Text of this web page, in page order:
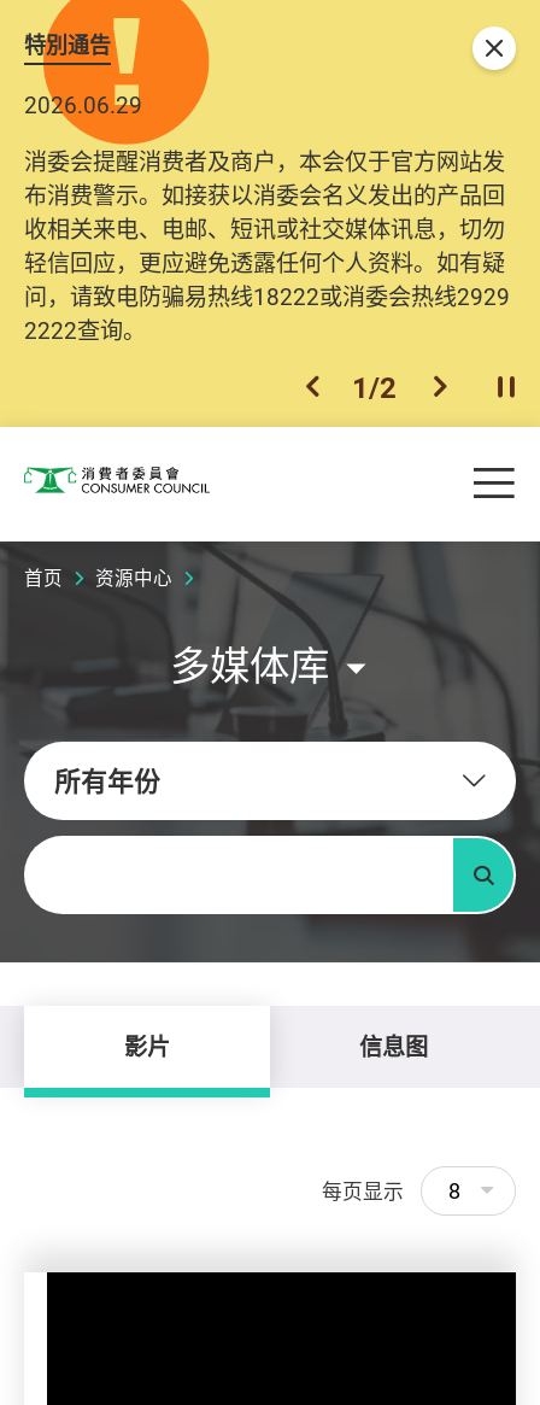
特別通告
2026.06.29
消委会提醒消费者及商户，本会仅于官方网站发
布消费警示。如接获以消委会名义发出的产品回
收相关来电、电邮、短讯或社交媒体讯息，切勿
轻信回应，更应避免透露任何个人资料。如有疑
问，请致电防骗易热线18222或消委会热线2929
2222查询。
上一个
1/2 下一个开
关闭
消费者委员会 目
首页 资源中心
多媒体库
所有年份
关键字
搜寻
影片 信息图
每页显示 8